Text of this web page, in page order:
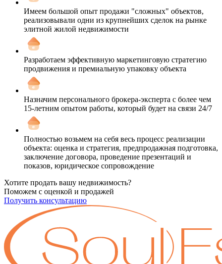
Имеем большой опыт продажи "сложных" объектов,
реализовывали одни из крупнейших сделок на рынке
элитной жилой недвижимости
Разработаем эффективную маркетинговую стратегию
продвижения и премиальную упаковку объекта
Назначим персонального брокера-эксперта с более чем
15-летним опытом работы, который будет на связи 24/7
Полностью возьмем на себя весь процесс реализации
объекта: оценка и стратегия, предпродажная подготовка,
заключение договора, проведение презентаций и
показов, юридическое сопровождение
Хотите продать вашу недвижимость?
Поможем с оценкой и продажей
Получить консультацию